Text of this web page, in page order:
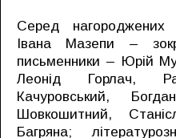
Серед нагороджених
Івана Мазепи –
письменники – Юрій
Леонід Горлач,
Качуровський,
Шовкошитний,
Багряна;